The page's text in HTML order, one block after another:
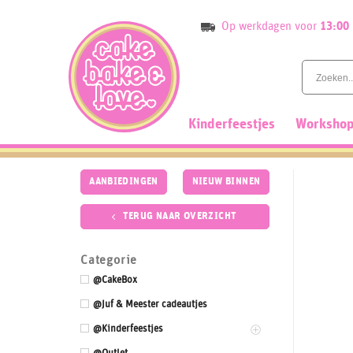
Op werkdagen voor 13:00
Kinderfeestjes
AANBIEDINGEN NIEUW BINNEN
TERUG NAAR OVERZICHT
Categorie
@CakeBox
@Juf & Meester cadeautjes
@Kinderfeestjes